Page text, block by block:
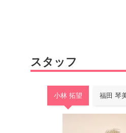
スタッフ
小林 拓望 福田 琴